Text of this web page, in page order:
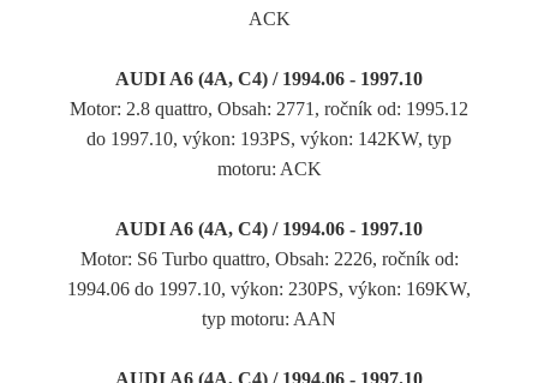
ACK
AUDI A6 (4A, C4) / 1994.06 - 1997.10
Motor: 2.8 quattro, Obsah: 2771, ročník od: 1995.12
do 1997.10, výkon: 193PS, výkon: 142KW, typ
motoru: ACK
AUDI A6 (4A, C4) / 1994.06 - 1997.10
Motor: S6 Turbo quattro, Obsah: 2226, ročník od:
1994.06 do 1997.10, výkon: 230PS, výkon: 169KW,
typ motoru: AAN
AUDI A6 (4A, C4) / 1994.06 - 1997.10